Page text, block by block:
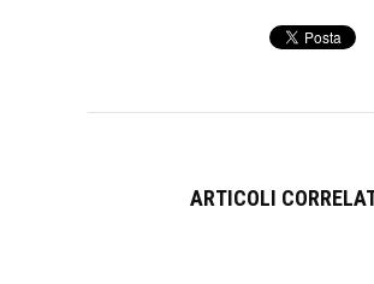
ARTICOLI